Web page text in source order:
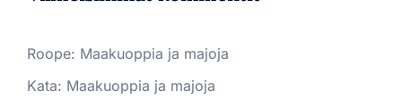
Roope: Maakuoppia ja majoja
Kata: Maakuoppia ja majoja